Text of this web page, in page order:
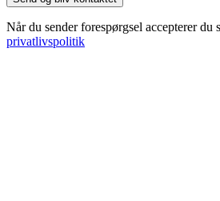
Når du sender forespørgsel accepterer du
privatlivspolitik